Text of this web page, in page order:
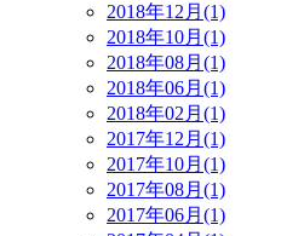
2018年12月(1)
2018年10月(1)
2018年08月(1)
2018年06月(1)
2018年02月(1)
2017年12月(1)
2017年10月(1)
2017年08月(1)
2017年06月(1)